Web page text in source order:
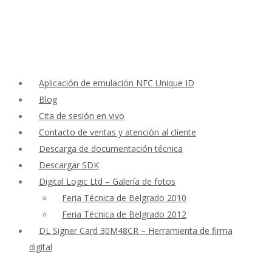
Aplicación de emulación NFC Unique ID
Blog
Cita de sesión en vivo
Contacto de ventas y atención al cliente
Descarga de documentación técnica
Descargar SDK
Digital Logic Ltd – Galería de fotos
Feria Técnica de Belgrado 2010
Feria Técnica de Belgrado 2012
DL Signer Card 30M48CR – Herramienta de firma
digital